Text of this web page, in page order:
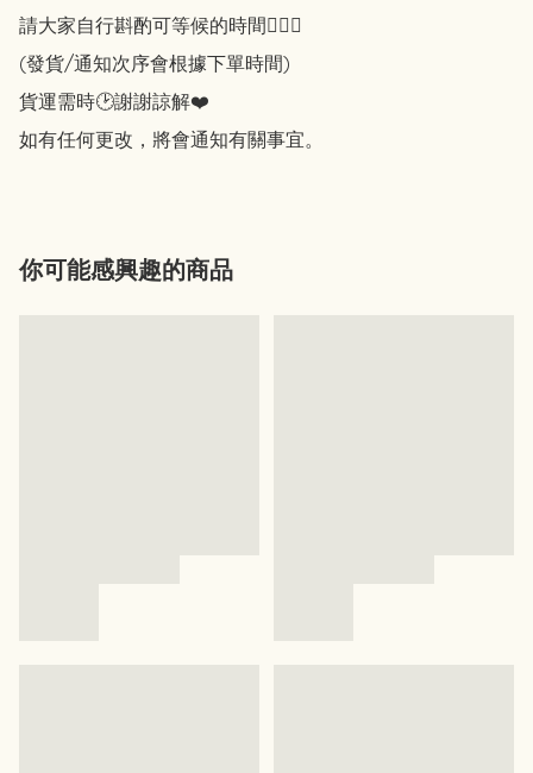
請大家自行斟酌可等候的時間🙇🏻‍♀️
(發貨/通知次序會根據下單時間)
貨運需時🕑謝謝諒解❤️
如有任何更改，將會通知有關事宜。
你可能感興趣的商品